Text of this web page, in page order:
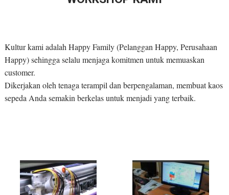
Kultur kami adalah Happy Family (Pelanggan Happy, Perusahaan
Happy) sehingga selalu menjaga komitmen untuk memuaskan
customer.
Dikerjakan oleh tenaga terampil dan berpengalaman, membuat kaos
sepeda Anda semakin berkelas untuk menjadi yang terbaik.